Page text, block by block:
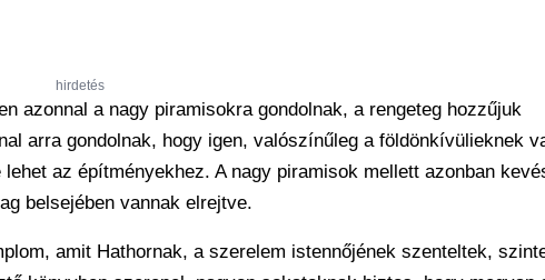
hirdetés
azonnal a nagy piramisokra gondolnak, a rengeteg hozzűjuk
arra gondolnak, hogy igen, valószínűleg a földönkívülieknek
az építményekhez. A nagy piramisok mellett azonban
belsejében vannak elrejtve.
amit Hathornak, a szerelem istennőjének szenteltek,